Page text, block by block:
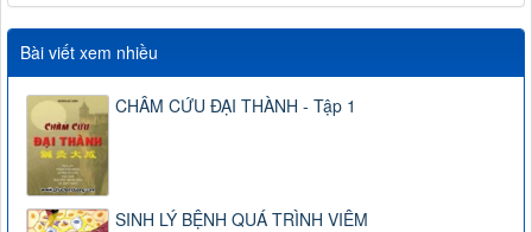
Bài viết xem nhiều
CHÂM CỨU ĐẠI THÀNH - Tập 1
SINH LÝ BỆNH QUÁ TRÌNH VIÊM